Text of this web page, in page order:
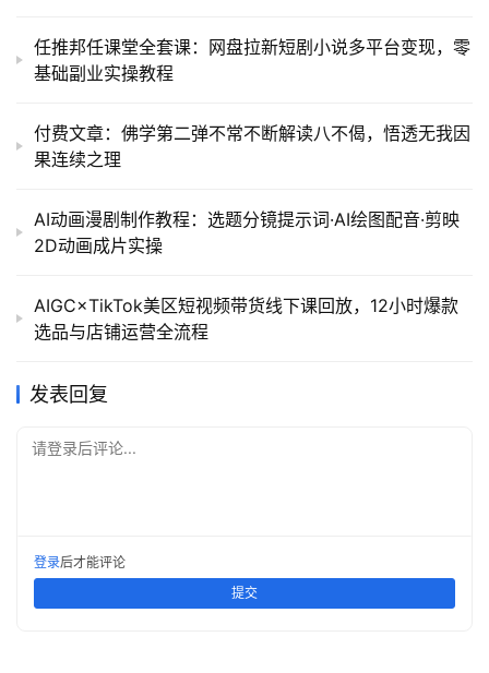
任推邦任课堂全套课：网盘拉新短剧小说多平台变现，零
基础副业实操教程
付费文章：佛学第二弹不常不断解读八不偈，悟透无我因
果连续之理
AI动画漫剧制作教程：选题分镜提示词·AI绘图配音·剪映
2D动画成片实操
AIGC×TikTok美区短视频带货线下课回放，12小时爆款
选品与店铺运营全流程
发表回复
请登录后评论...
登录后才能评论
提交